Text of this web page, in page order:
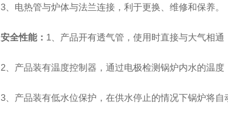
3、电热管与炉体与法兰连接，利于更换、维修和保养。
安全性能： 1、产品开有透气管，使用时直接与大气相
2、产品装有温度控制器，通过电极检测锅炉内水的温
3、产品装有低水位保护，在供水停止的情况下锅炉将